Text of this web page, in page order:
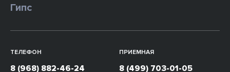
Гипс
ТЕЛЕФОН
8 (968) 882-46-24
ПРИЕМНАЯ
8 (499) 703-01-05